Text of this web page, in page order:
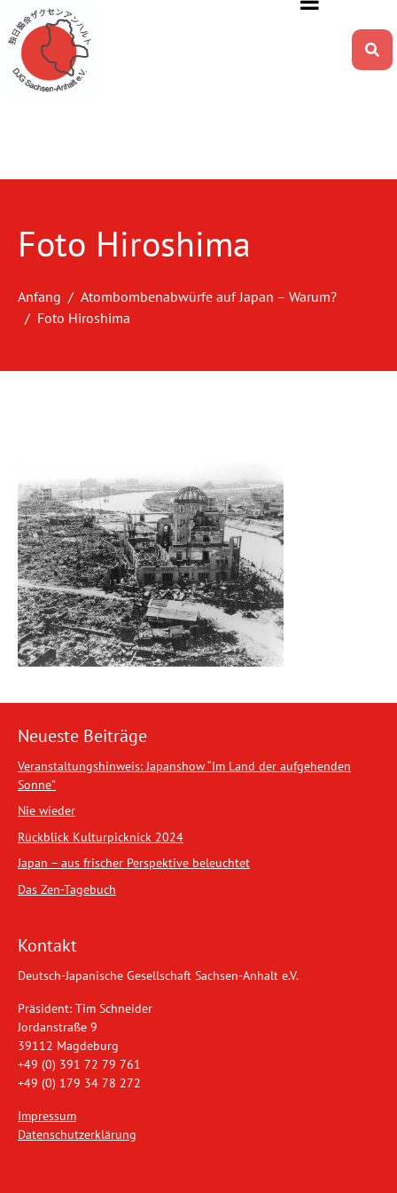
Foto Hiroshima
Anfang
Atombombenabwürfe auf Japan – Warum?
Foto Hiroshima
Neueste Beiträge
Veranstaltungshinweis: Japanshow “Im Land der aufgehenden
Sonne”
Nie wieder
Rückblick Kulturpicknick 2024
Japan – aus frischer Perspektive beleuchtet
Das Zen-Tagebuch
Kontakt
Deutsch-Japanische Gesellschaft Sachsen-Anhalt e.V.
Präsident: Tim Schneider
Jordanstraße 9
39112 Magdeburg
+49 (0) 391 72 79 761
+49 (0) 179 34 78 272
Impressum
Datenschutzerklärung